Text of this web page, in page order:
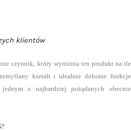
klientów
czynnik, który wyróżnia ten produkt na tle
kształt i idealnie dobrane funkcje
z najbardziej pożądanych obecnie